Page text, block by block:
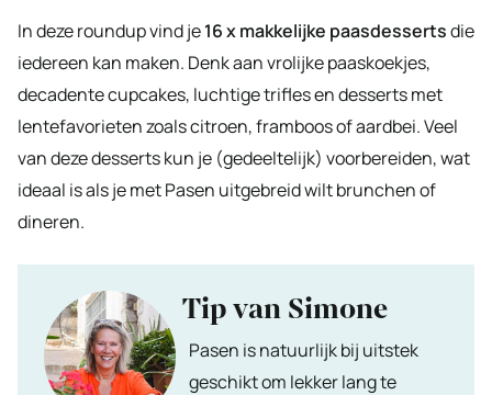
In deze roundup vind je16 x makkelijke paasdessertsdie
iedereen kan maken. Denk aan vrolijke paaskoekjes,
decadente cupcakes, luchtige trifles en desserts met
lentefavorieten zoals citroen, framboos of aardbei. Veel
van deze desserts kun je (gedeeltelijk) voorbereiden, wat
ideaal is als je met Pasen uitgebreid wilt brunchen of
dineren.
Tip van Simone
Pasen is natuurlijk bij uitstek
geschikt om lekker lang te